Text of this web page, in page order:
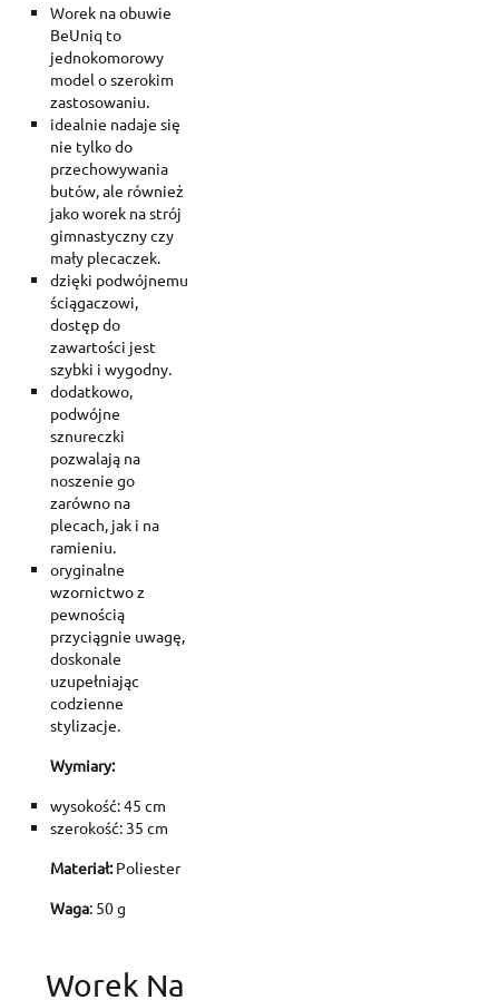
Worek na obuwie
BeUniq to
jednokomorowy
model o szerokim
zastosowaniu.
idealnie nadaje się
nie tylko do
przechowywania
butów, ale również
jako worek na strój
gimnastyczny czy
mały plecaczek.
dzięki podwójnemu
ściągaczowi,
dostęp do
zawartości jest
szybki i wygodny.
dodatkowo,
podwójne
sznureczki
pozwalają na
noszenie go
zarówno na
plecach, jak i na
ramieniu.
oryginalne
wzornictwo z
pewnością
przyciągnie uwagę,
doskonale
uzupełniając
codzienne
stylizacje.
Wymiary:
wysokość: 45 cm
szerokość: 35 cm
Materiał:Poliester
Waga: 50 g
Worek Na